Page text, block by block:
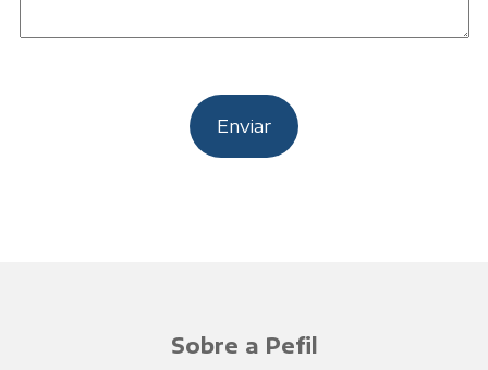
Sobre a Pefil